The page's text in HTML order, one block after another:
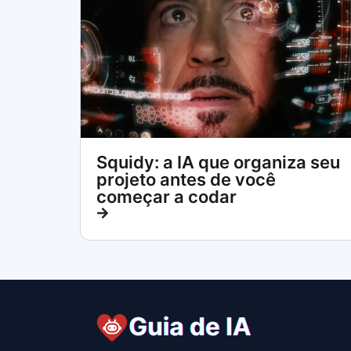
Squidy: a IA que organiza seu
projeto antes de você
começar a codar